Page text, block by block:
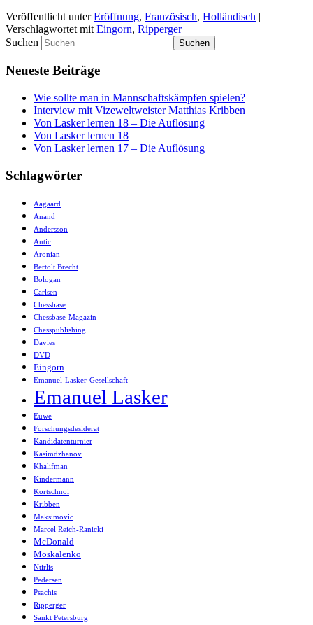
Veröffentlicht unter Eröffnung, Französisch, Holländisch |
Verschlagwortet mit Eingorn, Ripperger
Suchen
Neueste Beiträge
Wie sollte man in Mannschaftskämpfen spielen?
Interview mit Vizeweltweister Matthias Kribben
Von Lasker lernen 18 – Die Auflösung
Von Lasker lernen 18
Von Lasker lernen 17 – Die Auflösung
Schlagwörter
Aagaard
Anand
Andersson
Antic
Aronian
Bertolt Brecht
Bologan
Carlsen
Chessbase
Chessbase-Magazin
Chesspublishing
Davies
DVD
Eingorn
Emanuel-Lasker-Gesellschaft
Emanuel Lasker
Euwe
Forschungsdesiderat
Kandidatenturnier
Kasimdzhanov
Khalifman
Kindermann
Kortschnoi
Kribben
Maksimovic
Marcel Reich-Ranicki
McDonald
Moskalenko
Ntirlis
Pedersen
Psachis
Ripperger
Sankt Petersburg